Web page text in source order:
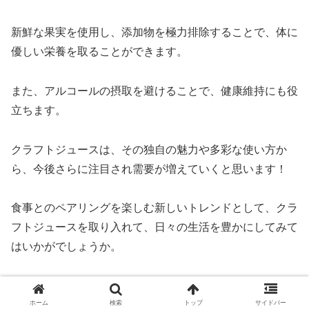
自社畑の原料と岩手県内の信頼できる生産者の果実を用い
て造り、
を造ります。
醸造家がワインやお酒が苦手な方のために造る、食卓を楽
しめるノンアルコールドリンクがコンセプトになっていま
す。
飲み手の皆様が食卓を囲み楽しい時間が流れることで味が
完成すると考えています。
手仕事をそのままボトルに詰め、造り手と飲み手が繋がる
ジュース。
す。
新鮮な果実を使用し、添加物を極力排除することで、体に
優しい栄養を取ることができます。
また、アルコールの摂取を避けることで、健康維持にも役
立ちます。
クラフトジュースは、その独自の魅力や多彩な使い方か
ら、今後さらに注目され需要が増えていくと思います！
食事とのペアリングを楽しむ新しいトレンドとして、クラ
フトジュースを取り入れて、日々の生活を豊かにしてみて
はいかがでしょうか。
【重要】令和8年熊本地震に伴う配送への影響につき
まして
ホーム 検索 トップ サイドバー